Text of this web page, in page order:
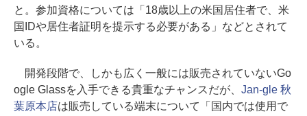
と。参加資格については「18歳以上の米国居住者で、米
国IDや居住者証明を提示する必要がある」などとされて
いる。
開発段階で、しかも広く一般には販売されていないGo
ogle Glassを入手できる貴重なチャンスだが、 Jan-gle 秋
葉原本店は販売している端末について「国内では使用で